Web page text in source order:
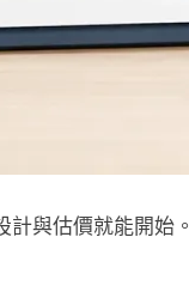
與估價就能開始。